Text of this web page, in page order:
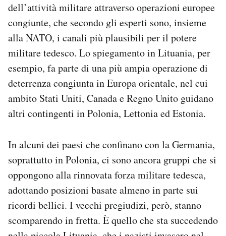
dell’attività militare attraverso operazioni europee
congiunte, che secondo gli esperti sono, insieme
alla NATO, i canali più plausibili per il potere
militare tedesco. Lo spiegamento in Lituania, per
esempio, fa parte di una più ampia operazione di
deterrenza congiunta in Europa orientale, nel cui
ambito Stati Uniti, Canada e Regno Unito guidano
altri contingenti in Polonia, Lettonia ed Estonia.
In alcuni dei paesi che confinano con la Germania,
soprattutto in Polonia, ci sono ancora gruppi che si
oppongono alla rinnovata forza militare tedesca,
adottando posizioni basate almeno in parte sui
ricordi bellici. I vecchi pregiudizi, però, stanno
scomparendo in fretta. È quello che sta succedendo